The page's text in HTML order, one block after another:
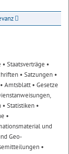
• Staatsverträge •
• Satzungen •
• Amtsblatt• Gesetze
• Statistiken •
•
und
Geo-
•